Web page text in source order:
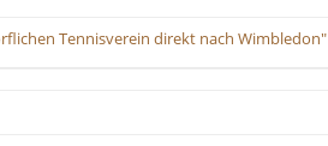
Tennisverein direkt nach Wimbledon"